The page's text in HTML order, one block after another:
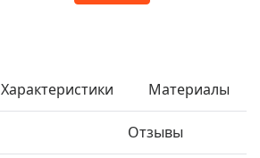
Характеристики Материалы
Отзывы